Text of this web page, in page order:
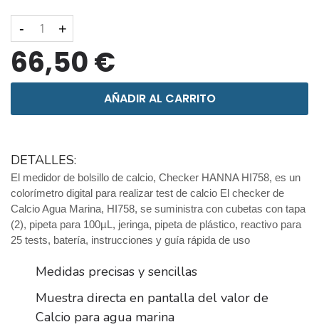
- +
66,50 €
AÑADIR AL CARRITO
DETALLES:
El medidor de bolsillo de calcio, Checker HANNA HI758, es un
colorímetro digital para realizar test de calcio El checker de
Calcio Agua Marina, HI758, se suministra con cubetas con tapa
(2), pipeta para 100µL, jeringa, pipeta de plástico, reactivo para
25 tests, batería, instrucciones y guía rápida de uso
Medidas precisas y sencillas
Muestra directa en pantalla del valor de
Calcio para agua marina